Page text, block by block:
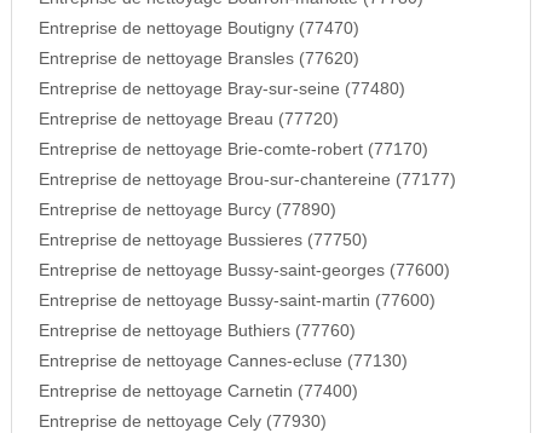
Entreprise de nettoyage Boutigny (77470)
Entreprise de nettoyage Bransles (77620)
Entreprise de nettoyage Bray-sur-seine (77480)
Entreprise de nettoyage Breau (77720)
Entreprise de nettoyage Brie-comte-robert (77170)
Entreprise de nettoyage Brou-sur-chantereine (77177)
Entreprise de nettoyage Burcy (77890)
Entreprise de nettoyage Bussieres (77750)
Entreprise de nettoyage Bussy-saint-georges (77600)
Entreprise de nettoyage Bussy-saint-martin (77600)
Entreprise de nettoyage Buthiers (77760)
Entreprise de nettoyage Cannes-ecluse (77130)
Entreprise de nettoyage Carnetin (77400)
Entreprise de nettoyage Cely (77930)